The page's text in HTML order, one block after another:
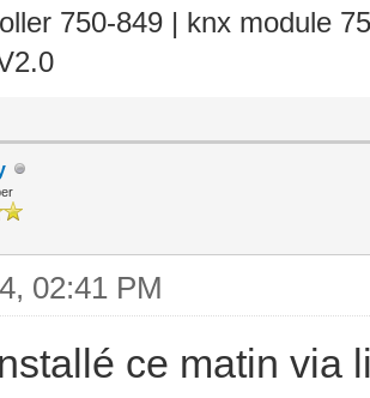
750-849 | knx module
02:41 PM
ce matin via